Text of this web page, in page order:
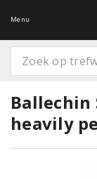
Menu
Ballechin
heavily